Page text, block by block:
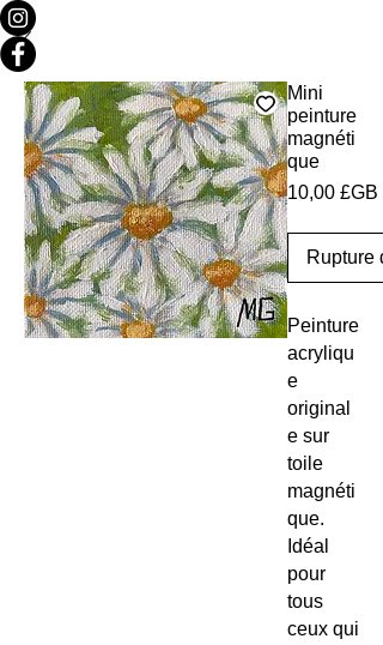
Mini
peinture
magnéti
que
10,00 £GB
Rupture
Peinture
acryliqu
e
original
e sur
toile
magnéti
que.
Idéal
pour
tous
ceux qui